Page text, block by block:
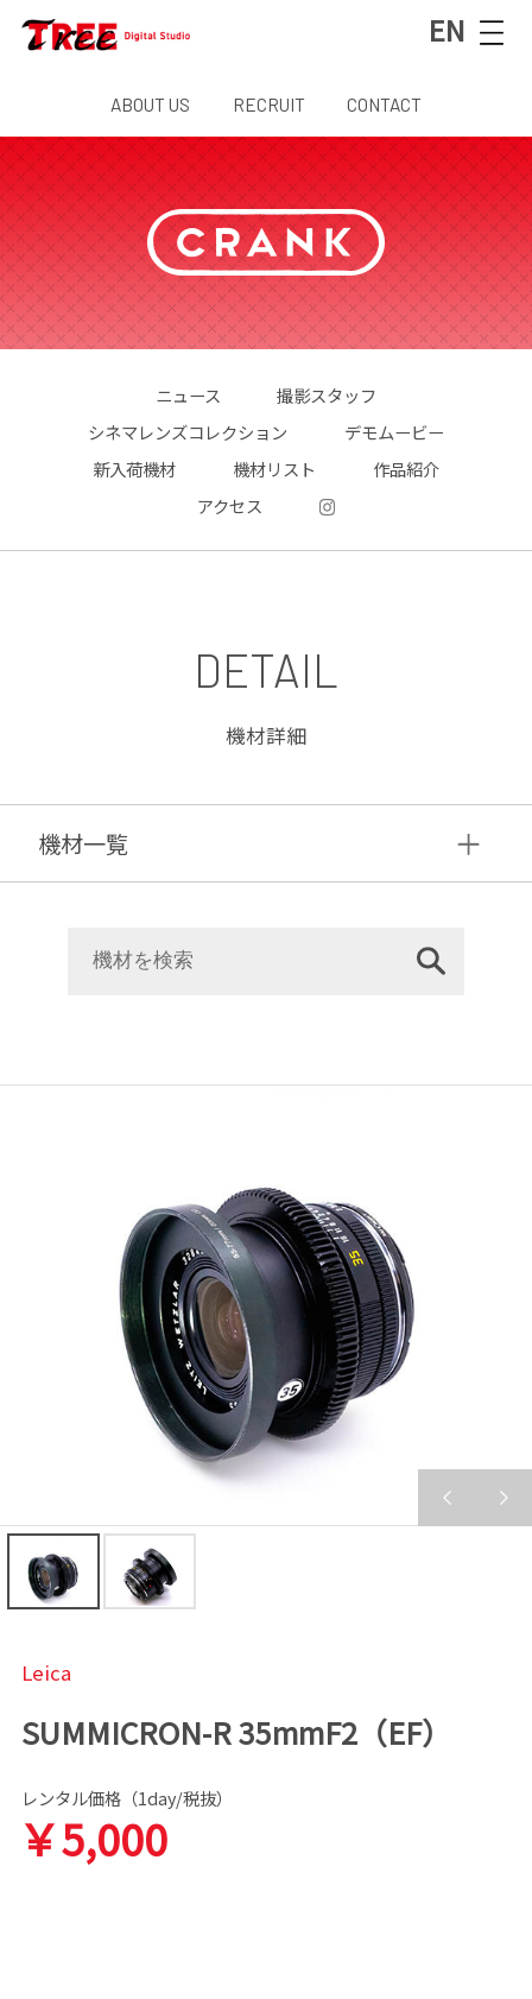
EN
ABOUT US RECRUIT CONTACT
ニュース
撮影スタッフ
シネマレンズコレクション
デモムービー
新入荷機材
機材リスト
作品紹介
アクセス
DETAIL
機材詳細
機材⼀覧
Leica
SUMMICRON-R 35mmF2（EF）
レンタル価格（1day/税抜）
￥5,000